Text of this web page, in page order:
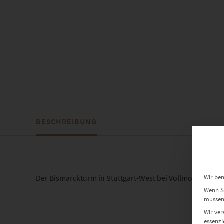
BESCHREIBUNG
Der Bismarckturm in Stuttgart-West bei Vollmond
Wir
Wenn
Wir